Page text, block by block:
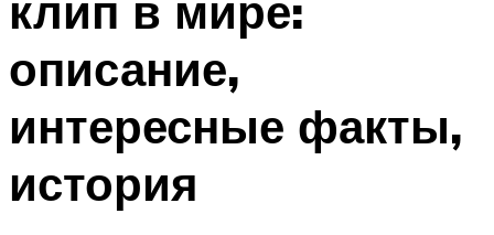
описание,
интересные факты,
история